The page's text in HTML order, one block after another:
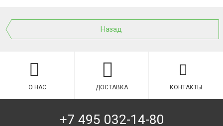
Назад
О НАС ДОСТАВКА КОНТАКТЫ
+7 495 032-14-80